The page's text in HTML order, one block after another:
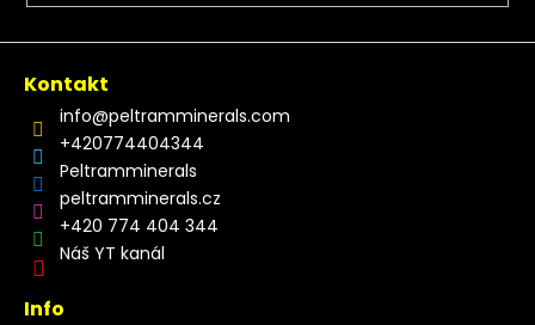
Kontakt
info@peltramminerals.com
+420774404344
Peltramminerals
peltramminerals.cz
+420 774 404 344
Náš YT kanál
Info